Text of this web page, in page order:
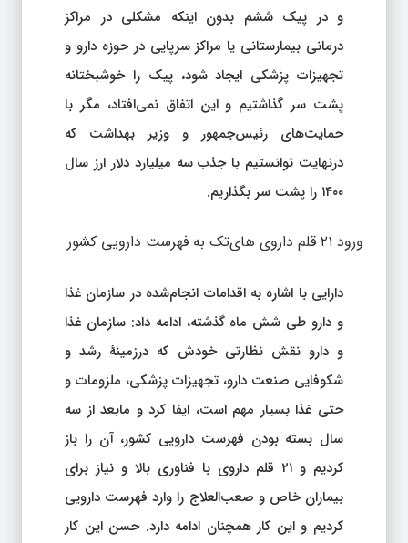
و در پیک ششم بدون اینکه مشکلی در مراکز
درمانی بیمارستانی یا مراکز سرپایی در حوزه دارو و
تجهیزات پزشکی ایجاد شود، پیک را خوشبختانه
پشت سر گذاشتیم و این اتفاق نمی‌افتاد، مگر با
حمایت‌های رئیس‌جمهور و وزیر بهداشت که
درنهایت توانستیم با جذب سه میلیارد دلار ارز سال
۱۴۰۰ را پشت سر بگذاریم.
ورود ۲۱ قلم داروی های‌تک به فهرست دارویی کشور
دارایی با اشاره به اقدامات انجام‌شده در سازمان غذا
و دارو طی شش ماه گذشته، ادامه داد: سازمان غذا
و دارو نقش نظارتی خودش که درزمینهٔ رشد و
شکوفایی صنعت دارو، تجهیزات پزشکی، ملزومات و
حتی غذا بسیار مهم است، ایفا کرد و مابعد از سه
سال بسته بودن فهرست دارویی کشور، آن را باز
کردیم و ۲۱ قلم داروی با فناوری بالا و نیاز برای
بیماران خاص و صعب‌العلاج را وارد فهرست دارویی
کردیم و این کار همچنان ادامه دارد. حسن این کار